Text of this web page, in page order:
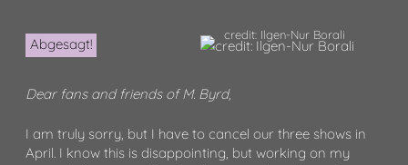
Abgesagt!
credit: Ilgen-Nur Borali
Dear fans and friends of M. Byrd,
I am truly sorry, but I have to cancel our three shows in
April. I know this is disappointing, but working on my